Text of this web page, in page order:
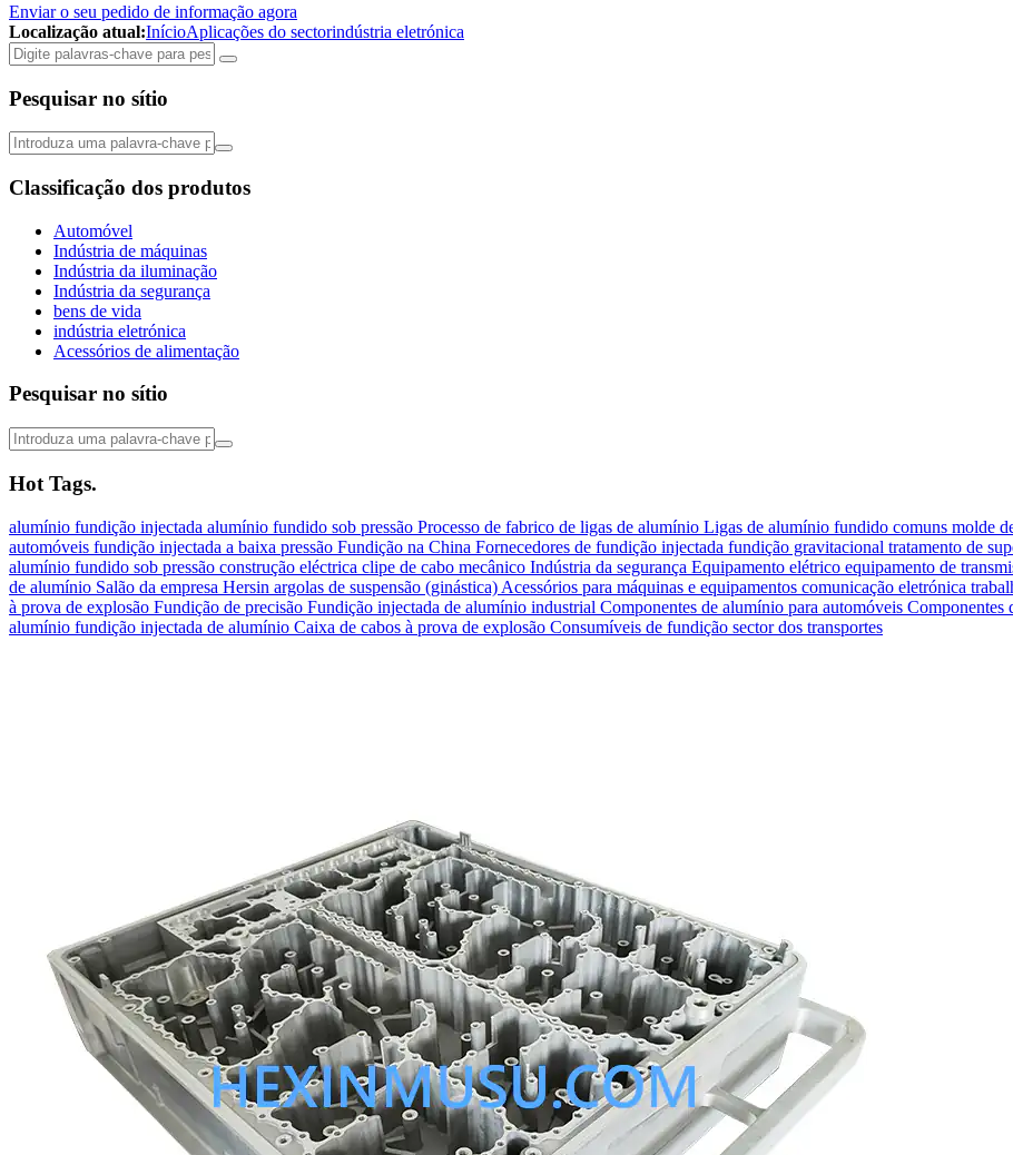
Enviar o seu pedido de informação agora
Localização atual:InícioAplicações do sectorindústria eletrónica
Pesquisar no sítio
Classificação dos produtos
Automóvel
Indústria de máquinas
Indústria da iluminação
Indústria da segurança
bens de vida
indústria eletrónica
Acessórios de alimentação
Pesquisar no sítio
Hot Tags.
alumínio fundição injectada alumínio fundido sob pressão Processo de fabrico de ligas de alumínio Ligas de alumínio fundido comuns molde
automóveis fundição injectada a baixa pressão Fundição na China Fornecedores de fundição injectada fundição gravitacional tratamento de
alumínio fundido sob pressão construção eléctrica clipe de cabo mecânico Indústria da segurança Equipamento elétrico equipamento de
de alumínio Salão da empresa Hersin argolas de suspensão (ginástica) Acessórios para máquinas e equipamentos comunicação eletrónica
à prova de explosão Fundição de precisão Fundição injectada de alumínio industrial Componentes de alumínio para automóveis Componentes
alumínio fundição injectada de alumínio Caixa de cabos à prova de explosão Consumíveis de fundição sector dos transportes